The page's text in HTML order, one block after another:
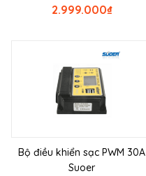
₫
2.999.000
Bộ điều khiển sạc PWM 30A
Suoer